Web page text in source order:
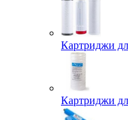
Картриджи
Картриджи